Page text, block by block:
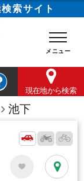
索サイト
現在地から検索
池下